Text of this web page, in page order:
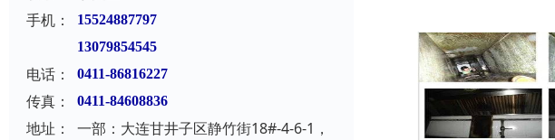
手机：
15524887797
13079854545
电话： 0411-86816227
传真： 0411-84608836
地址：
一部：大连甘井子区静竹街18#-4-6-1，